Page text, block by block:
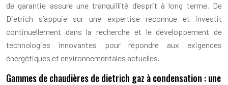
de garantie assure une tranquillité d’esprit à long terme. De
Dietrich s’appuie sur une expertise reconnue et investit
continuellement dans la recherche et le développement de
technologies innovantes pour répondre aux exigences
énergétiques et environnementales actuelles.
Gammes de chaudières de dietrich gaz à condensation : une